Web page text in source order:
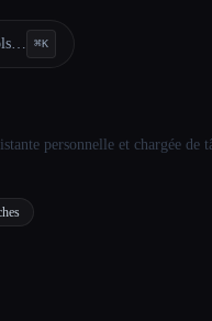
⌘K
personnelle et chargée de